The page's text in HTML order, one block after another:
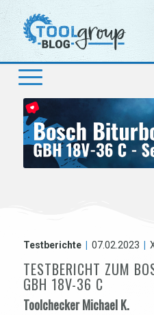
Testberichte 07.02.2023
TESTBERICHT ZUM
GBH 18V-36 C
Toolchecker Michael K.